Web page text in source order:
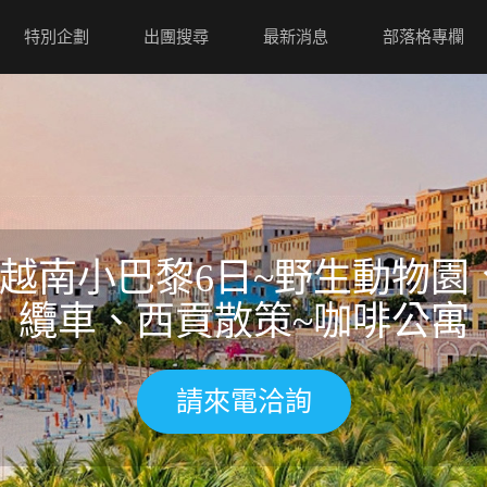
特別企劃 出團搜尋 最新消息 部落格專欄
南小巴黎6日~野生動物
纜車、西貢散策~咖啡公寓
請來電洽詢